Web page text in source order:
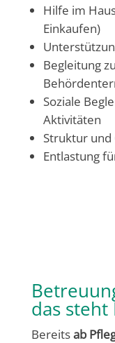
Hilfe im
Einkaufen)
Begleitung
Soziale
Aktivitäten
Struktur und
Entlastung
das steht
Bereitsab